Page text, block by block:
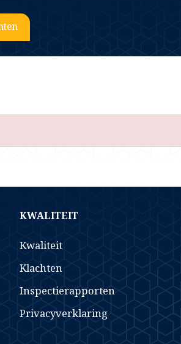
KWALITEIT
Kwaliteit
Klachten
Inspectierapporten
Privacyverklaring